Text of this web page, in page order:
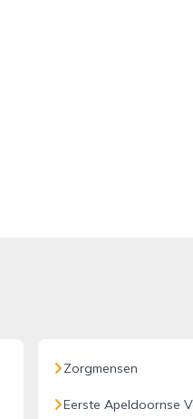
Zorgmensen
Eerste Apeldoornse